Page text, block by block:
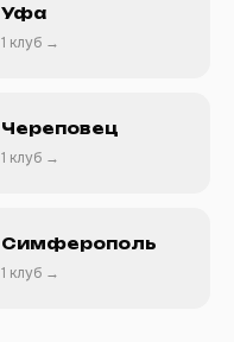
Уфа
1 клуб →
Череповец
1 клуб →
Симферополь
1 клуб →